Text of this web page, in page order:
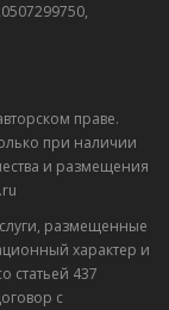
праве.
при наличии
и размещения
размещенные
характер и
статьей 437
с